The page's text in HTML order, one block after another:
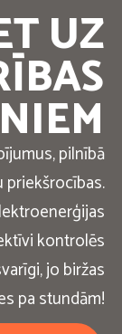
UZ
pilnībā
kontrolēs
jo biržas
pa stundām!